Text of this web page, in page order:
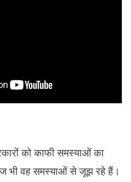
को काफी समस्याओं का
भी वह समस्याओं से जूझ रहे हैं।